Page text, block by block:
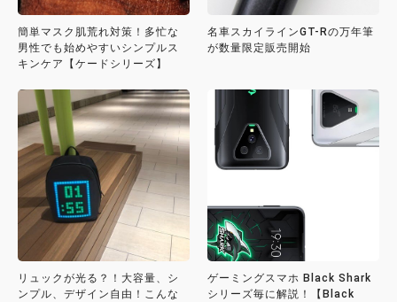
簡単マスク肌荒れ対策！多忙な
男性でも始めやすいシンプルス
キンケア【ケードシリーズ】
名車スカイラインGT-Rの万年筆
が数量限定販売開始
リュックが光る？！大容量、シ
ンプル、デザイン自由！こんな
ゲーミングスマホ Black Shark
シリーズ毎に解説！【Black